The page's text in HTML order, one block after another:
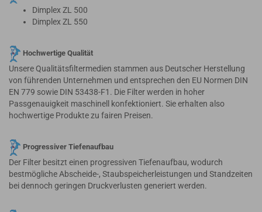
Dimplex ZL 500
Dimplex ZL 550
Hochwertige Qualität
Unsere Qualitätsfiltermedien stammen aus Deutscher Herstellung
von führenden Unternehmen und entsprechen den EU Normen DIN
EN 779 sowie DIN 53438-F1. Die Filter werden in hoher
Passgenauigkeit maschinell konfektioniert. Sie erhalten also
hochwertige Produkte zu fairen Preisen.
Progressiver Tiefenaufbau
Der Filter besitzt einen progressiven Tiefenaufbau, wodurch
bestmögliche Abscheide-, Staubspeicherleistungen und Standzeiten
bei dennoch geringen Druckverlusten generiert werden.